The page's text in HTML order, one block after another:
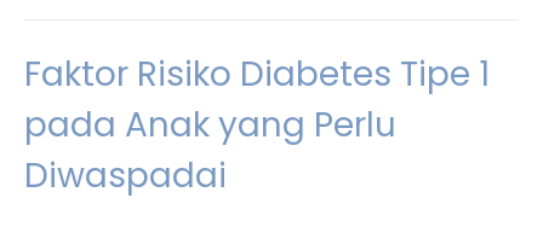
Faktor Risiko Diabetes Tipe 1
pada Anak yang Perlu
Diwaspadai